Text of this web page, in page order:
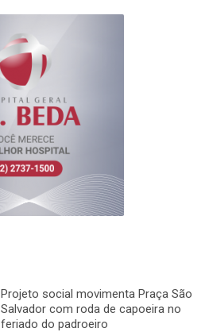
Projeto social movimenta Praça São
Salvador com roda de capoeira no
feriado do padroeiro